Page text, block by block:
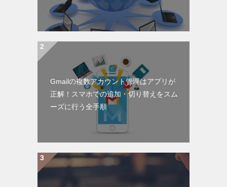
Gmailの複数アカウント管理はアプリが
正解！スマホでの追加・切り替えをスム
ーズに行う全手順